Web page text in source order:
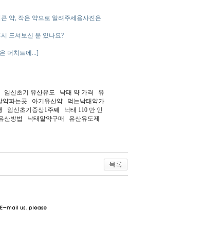
약, 작은 약으로 알려주세용사진은
드셔보신 분 있나요?
더치트에...]
신초기 유산유도 낙태 약 가격 유
파는곳 아기유산약 먹는낙태약가
신초기증상1주째 낙태 110 만 인
방법 낙태알약구매 유산유도제